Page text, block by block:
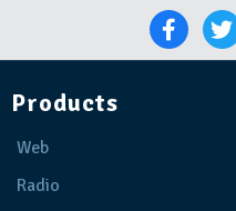
Products
Web
Radio